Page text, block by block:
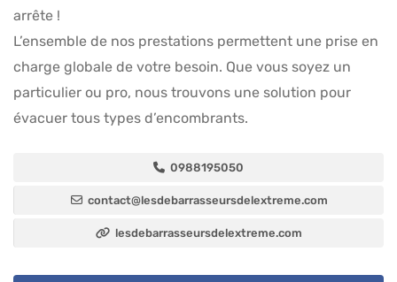
arrête !
L’ensemble de nos prestations permettent une prise en
charge globale de votre besoin. Que vous soyez un
particulier ou pro, nous trouvons une solution pour
évacuer tous types d’encombrants.
0988195050
contact@lesdebarrasseursdelextreme.com
lesdebarrasseursdelextreme.com